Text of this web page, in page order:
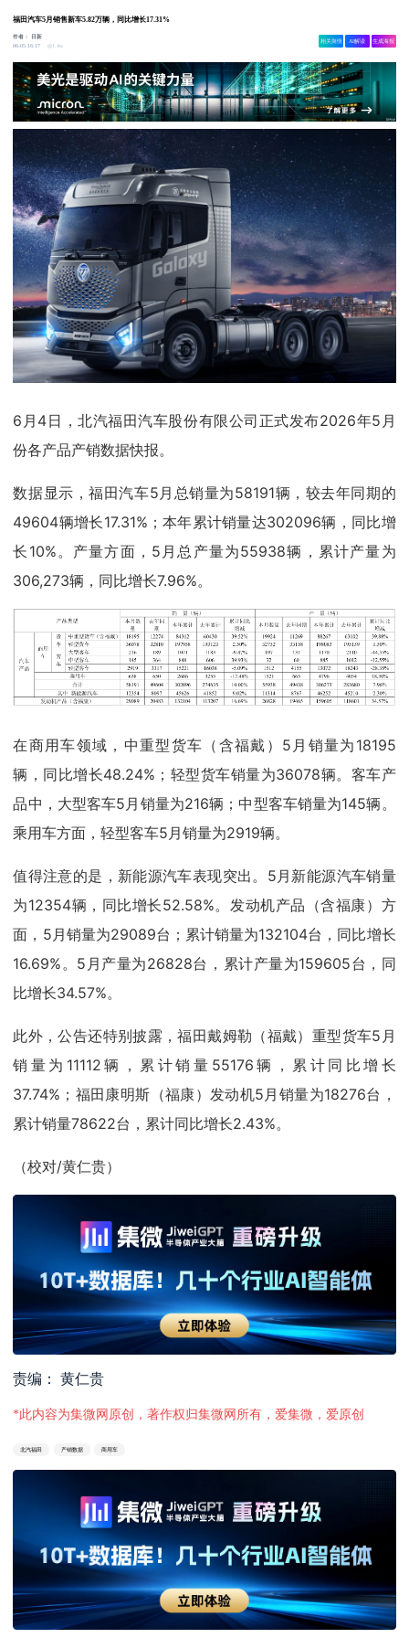
福田汽车5月销售新车5.82万辆，同比增长17.31%
作者：
日新
06-05 16:17
1.4w
相关舆情 AI解读 生成海报
6月4日，北汽福田汽车股份有限公司正式发布2026年5月
份各产品产销数据快报。
数据显示，福田汽车5月总销量为58191辆，较去年同期的
49604辆增长17.31%；本年累计销量达302096辆，同比增
长10%。产量方面，5月总产量为55938辆，累计产量为
306,273辆，同比增长7.96%。
在商用车领域，中重型货车（含福戴）5月销量为18195
辆，同比增长48.24%；轻型货车销量为36078辆。客车产
品中，大型客车5月销量为216辆；中型客车销量为145辆。
乘用车方面，轻型客车5月销量为2919辆。
值得注意的是，新能源汽车表现突出。5月新能源汽车销量
为12354辆，同比增长52.58%。发动机产品（含福康）方
面，5月销量为29089台；累计销量为132104台，同比增长
16.69%。5月产量为26828台，累计产量为159605台，同
比增长34.57%。
此外，公告还特别披露，福田戴姆勒（福戴）重型货车5月
销量为11112辆，累计销量55176辆，累计同比增长
37.74%；福田康明斯（福康）发动机5月销量为18276台，
累计销量78622台，累计同比增长2.43%。
（校对/黄仁贵）
责编： 黄仁贵
*此内容为集微网原创，著作权归集微网所有，爱集微，爱原创
北汽福田 产销数据 商用车